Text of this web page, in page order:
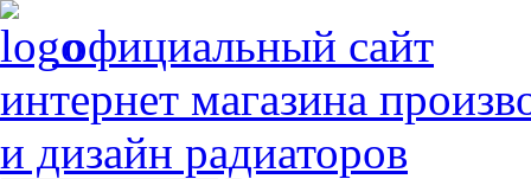
официальный сайт
интернет магазина
и дизайн радиаторов